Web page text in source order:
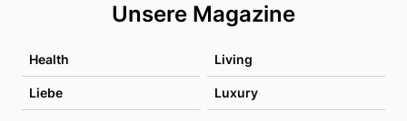
Unsere Magazine
Health Living
Liebe Luxury